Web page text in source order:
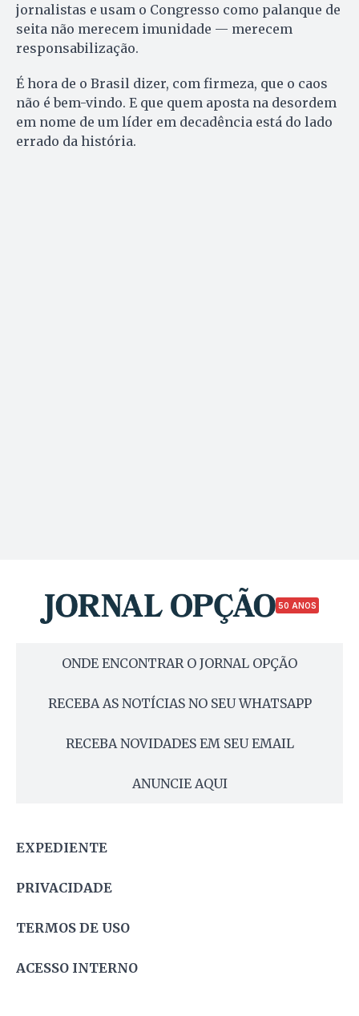
jornalistas e usam o Congresso como palanque de
seita não merecem imunidade — merecem
responsabilização.
É hora de o Brasil dizer, com firmeza, que o caos
não é bem-vindo. E que quem aposta na desordem
em nome de um líder em decadência está do lado
errado da história.
50 ANOS
ONDE ENCONTRAR O JORNAL OPÇÃO
RECEBA AS NOTÍCIAS NO SEU WHATSAPP
RECEBA NOVIDADES EM SEU EMAIL
ANUNCIE AQUI
EXPEDIENTE
PRIVACIDADE
TERMOS DE USO
ACESSO INTERNO